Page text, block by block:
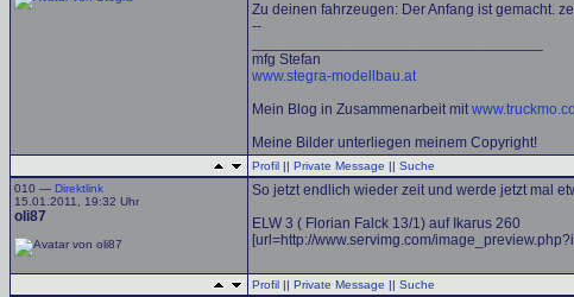
Zu deinen fahrzeugen: Der Anfang ist gemacht.
--
mfg Stefan
www.stegra-modellbau.at
Mein Blog in Zusammenarbeit mit
Meine Bilder unterliegen meinem Copyright!
Profil || Private Message || Suche
010 — Direktlink
15.01.2011, 19:32 Uhr
oli87
So jetzt endlich wieder zeit und werde jetzt mal
ELW 3 ( Florian Falck 13/1) auf Ikarus 260
[url=http://www.servimg.com/
Profil || Private Message || Suche